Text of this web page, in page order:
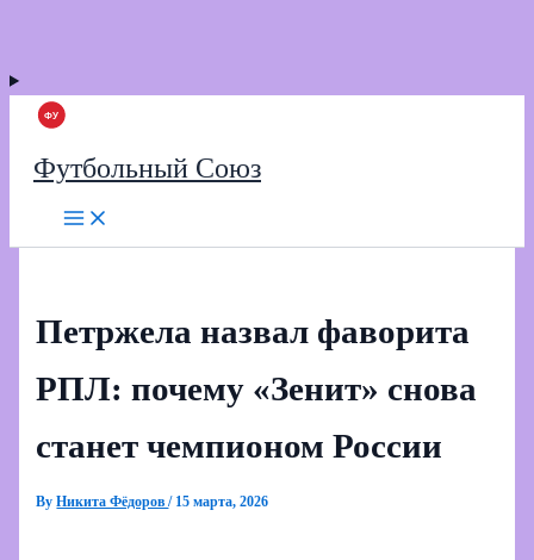
Футбольный Союз
Петржела назвал фаворита
РПЛ: почему «Зенит» снова
станет чемпионом России
ByНикита Фёдоров/ 15 марта, 2026